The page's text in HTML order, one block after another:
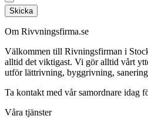
Skicka
Om Rivvningsfirma.se
Välkommen till Rivningsfirman i
alltid det viktigast. Vi gör alltid vårt
utför lättrivning, byggrivning,
Ta kontakt med vår samordnare idag
Våra tjänster